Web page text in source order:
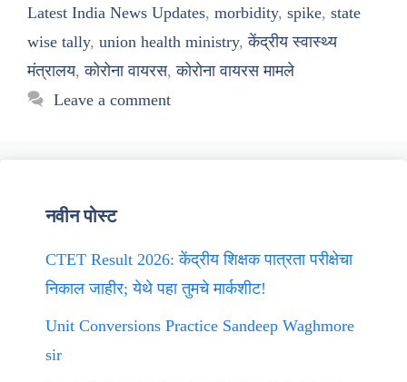
Latest India News Updates, morbidity, spike, state
wise tally, union health ministry,केंद्रीय स्वास्थ्य
मंत्रालय,कोरोना वायरस,कोरोना वायरस मामले
Leave a comment
नवीन पोस्ट
CTET Result 2026: केंद्रीय शिक्षक पात्रता परीक्षेचा
निकाल जाहीर; येथे पहा तुमचे मार्कशीट!
Unit Conversions Practice Sandeep Waghmore
sir